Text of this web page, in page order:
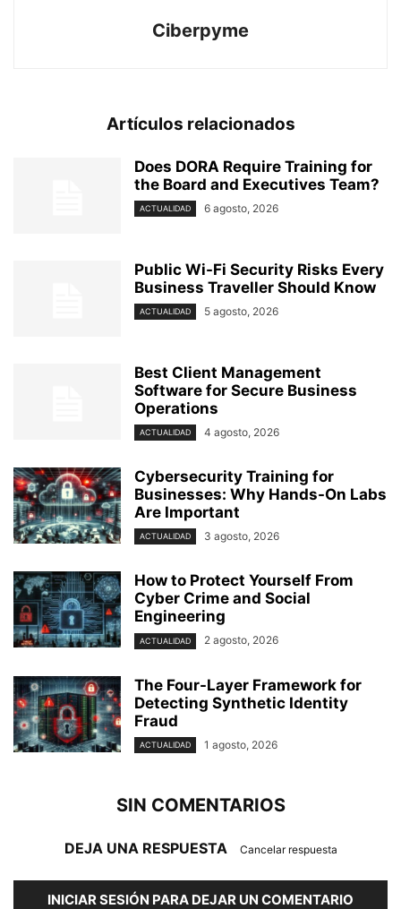
Ciberpyme
Artículos relacionados
Does DORA Require Training for
the Board and Executives Team?
ACTUALIDAD 6 agosto, 2026
Public Wi-Fi Security Risks Every
Business Traveller Should Know
ACTUALIDAD 5 agosto, 2026
Best Client Management
Software for Secure Business
Operations
ACTUALIDAD 4 agosto, 2026
Cybersecurity Training for
Businesses: Why Hands-On Labs
Are Important
ACTUALIDAD 3 agosto, 2026
How to Protect Yourself From
Cyber Crime and Social
Engineering
ACTUALIDAD 2 agosto, 2026
The Four-Layer Framework for
Detecting Synthetic Identity
Fraud
ACTUALIDAD 1 agosto, 2026
SIN COMENTARIOS
DEJA UNA RESPUESTA Cancelar respuesta
INICIAR SESIÓN PARA DEJAR UN COMENTARIO